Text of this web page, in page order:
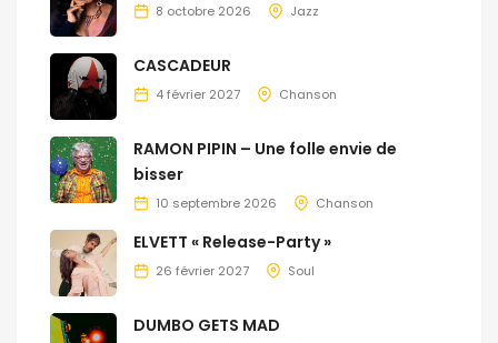
8 octobre 2026 Jazz
CASCADEUR
4 février 2027 Chanson
RAMON PIPIN – Une folle envie de
bisser
10 septembre 2026 Chanson
ELVETT « Release-Party »
26 février 2027 Soul
DUMBO GETS MAD